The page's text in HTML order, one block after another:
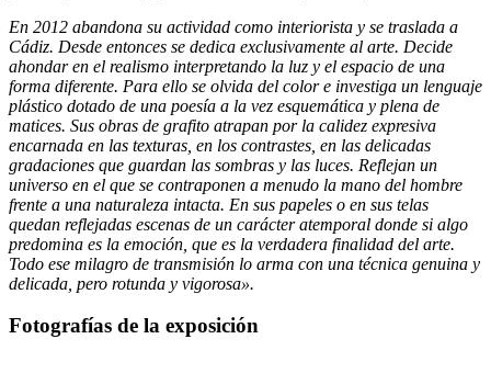
En 2012 abandona su actividad como interiorista y se traslada a
Cádiz. Desde entonces se dedica exclusivamente al arte. Decide
ahondar en el realismo interpretando la luz y el espacio de una
forma diferente. Para ello se olvida del color e investiga un lenguaje
plástico dotado de una poesía a la vez esquemática y plena de
matices. Sus obras de grafito atrapan por la calidez expresiva
encarnada en las texturas, en los contrastes, en las delicadas
gradaciones que guardan las sombras y las luces. Reflejan un
universo en el que se contraponen a menudo la mano del hombre
frente a una naturaleza intacta. En sus papeles o en sus telas
quedan reflejadas escenas de un carácter atemporal donde si algo
predomina es la emoción, que es la verdadera finalidad del arte.
Todo ese milagro de transmisión lo arma con una técnica genuina y
delicada, pero rotunda y vigorosa».
Fotografías de la exposición